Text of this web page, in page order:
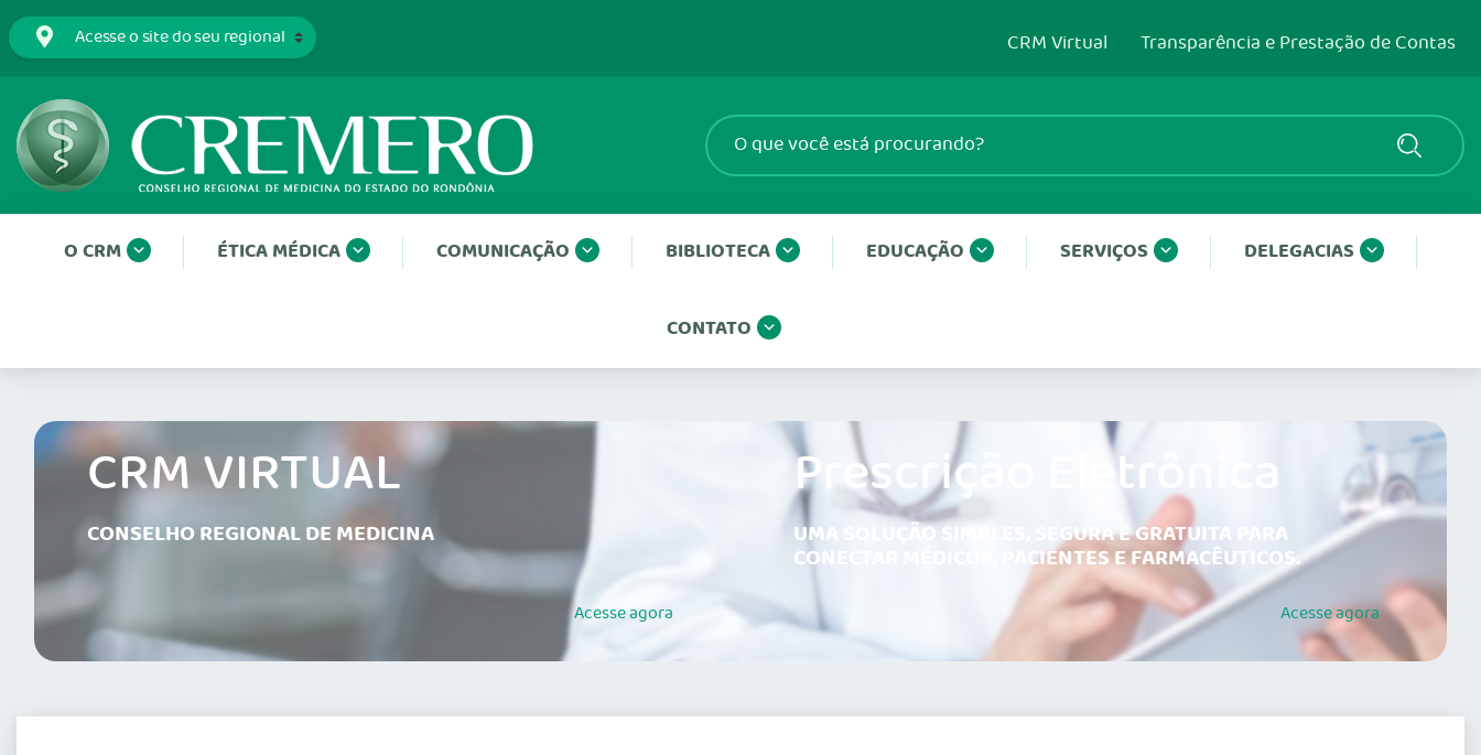
CRM Virtual Transparência e Prestação de Contas
O CRM ÉTICA MÉDICA COMUNICAÇÃO BIBLIOTECA EDUCAÇÃO SERVIÇOS DELEGACIAS
CONTATO
CRM VIRTUAL
CONSELHO REGIONAL DE MEDICINA
Acesseagora
Prescrição Eletrônica
UMA SOLUÇÃO SIMPLES, SEGURA E GRATUITA PARA
CONECTAR MÉDICOS, PACIENTES E FARMACÊUTICOS.
Acesseagora